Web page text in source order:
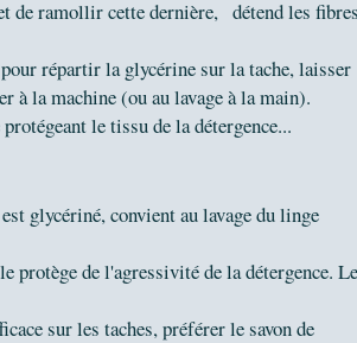
de ramollir cette dernière, détend les
répartir la glycérine sur la tache, laisser
à la machine (ou au lavage à la main).
le tissu de la détergence...
glycériné, convient au lavage du linge
protège de l'agressivité de la détergence. Le
sur les taches, préférer le savon de